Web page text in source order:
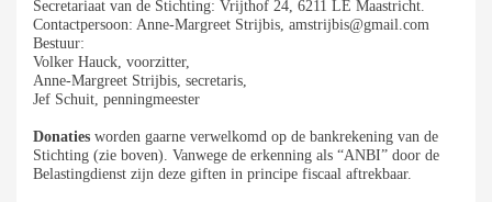
Secretariaat van de Stichting: Vrijthof 24, 6211 LE Maastricht.
Contactpersoon: Anne-Margreet Strijbis, amstrijbis@gmail.com
Bestuur:
Volker Hauck, voorzitter,
Anne-Margreet Strijbis, secretaris,
Jef Schuit, penningmeester
Donaties worden gaarne verwelkomd op de bankrekening van de
Stichting (zie boven). Vanwege de erkenning als “ANBI” door de
Belastingdienst zijn deze giften in principe fiscaal aftrekbaar.